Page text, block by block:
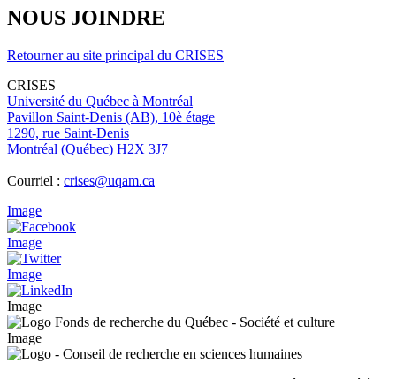
NOUS JOINDRE
Retourner au site principal du CRISES
CRISES
Université du Québec à Montréal
Pavillon Saint-Denis (AB), 10è étage
1290, rue Saint-Denis
Montréal (Québec) H2X 3J7
Courriel : crises@uqam.ca
Image
Image
Image
Image
Image